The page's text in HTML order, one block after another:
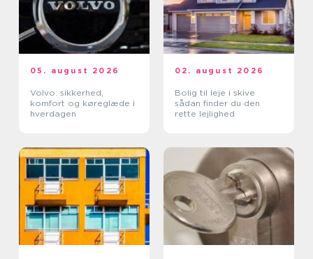
05. august 2026
Volvo: sikkerhed,
komfort og køreglæde i
hverdagen
02. august 2026
Bolig til leje i skive
sådan finder du den
rette lejlighed